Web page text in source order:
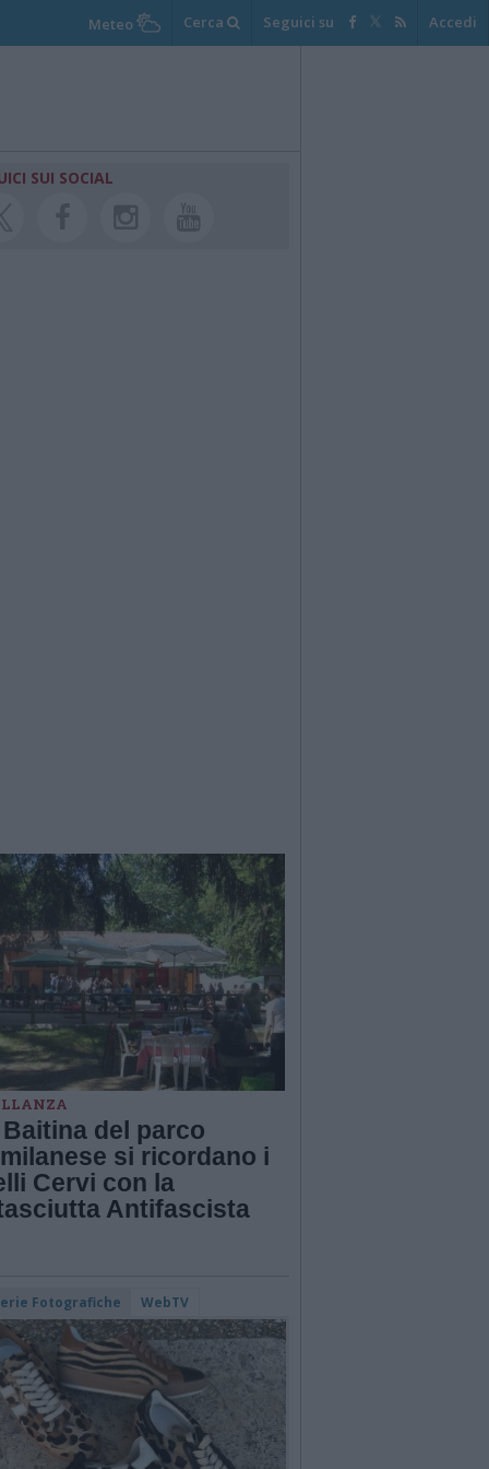
Meteo Cerca Seguici su Accedi
SUI SOCIAL
del parco
si ricordano i
Cervi con la
Antifascista
Fotografiche WebTV